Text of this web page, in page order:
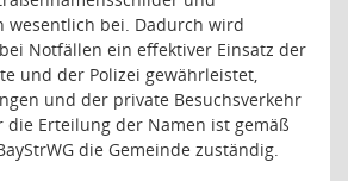
wesentlich bei. Dadurch wird
Notfällen ein effektiver Einsatz der
und der Polizei gewährleistet,
und der private Besuchsverkehr
die Erteilung der Namen ist gemäß
die Gemeinde zuständig.